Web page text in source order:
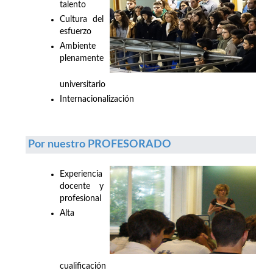
talento
Cultura del
esfuerzo
Ambiente
plenamente
universitario
Internacionalización
Por nuestro PROFESORADO
Experiencia
docente y
profesional
Alta
cualificación